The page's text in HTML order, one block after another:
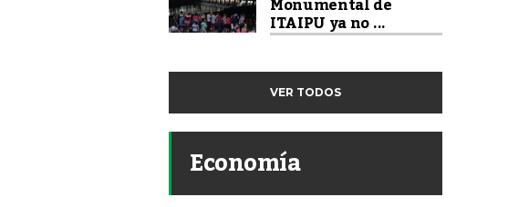
ITAIPU ya no ...
VER TODOS
Economía